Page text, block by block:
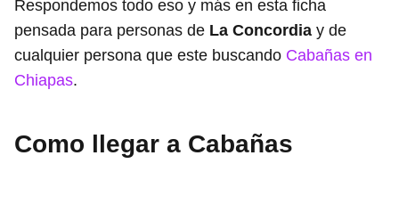
Respondemos todo eso y más en esta ficha
pensada para personas de La Concordia y de
cualquier persona que este buscando Cabañas en
Chiapas.
Como llegar a Cabañas